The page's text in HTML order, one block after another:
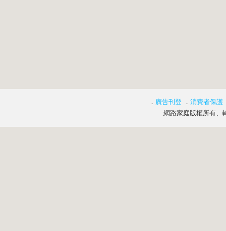
． 廣告刊登 ． 消費者保護
網路家庭版權所有、